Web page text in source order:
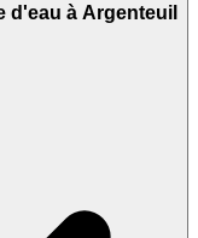
d'eau à Argenteuil